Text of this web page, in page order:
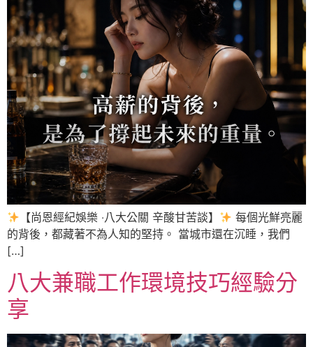
【尚恩經紀娛樂 ‧八大公關 辛酸甘苦談】
每個光鮮亮麗
的背後，都藏著不為人知的堅持。 當城市還在沉睡，我們
[…]
八大兼職工作環境技巧經驗分
享